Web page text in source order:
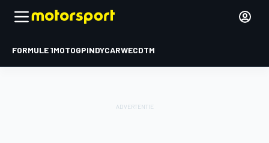
FORMULE 1MOTOGPINDYCARWECDTM